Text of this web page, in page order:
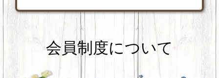
会員制度について